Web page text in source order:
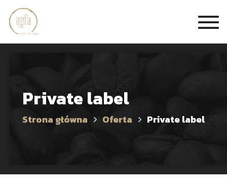
Private label
Strona główna Oferta Private label